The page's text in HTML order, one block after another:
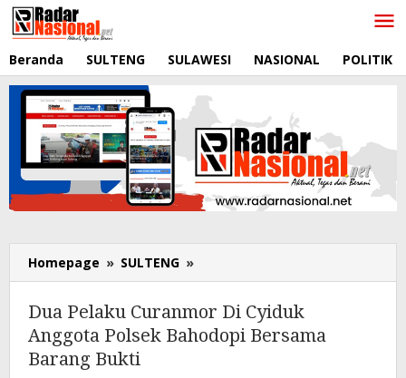
Lewati
ke
Beranda SULTENG SULAWESI NASIONAL POLITIK
Homepage » SULTENG »
Pelaku
Di
Cyiduk
Dua Pelaku Curanmor Di Cyiduk
Anggota Polsek Bahodopi Bersama
Barang Bukti